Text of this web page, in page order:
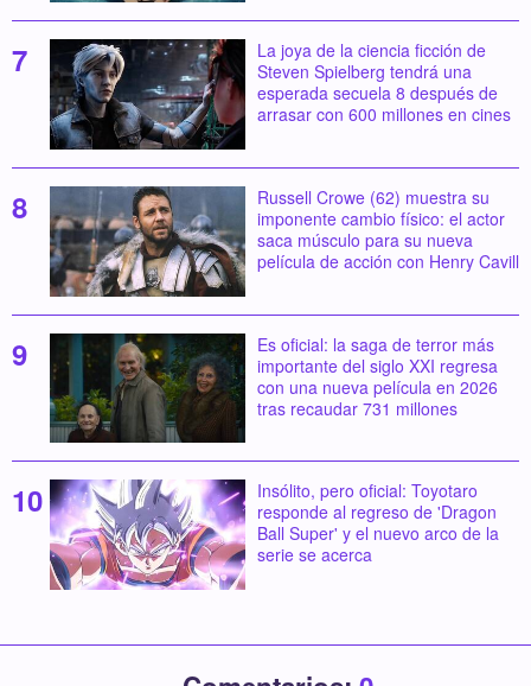
La joya de la ciencia ficción de
Steven Spielberg tendrá una
esperada secuela 8 después de
arrasar con 600 millones en cines
Russell Crowe (62) muestra su
imponente cambio físico: el actor
saca músculo para su nueva
película de acción con Henry Cavill
Es oficial: la saga de terror más
importante del siglo XXI regresa
con una nueva película en 2026
tras recaudar 731 millones
Insólito, pero oficial: Toyotaro
responde al regreso de 'Dragon
Ball Super' y el nuevo arco de la
serie se acerca